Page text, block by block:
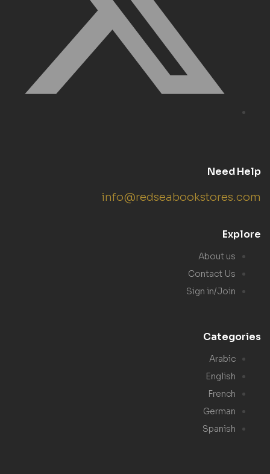
Need Help
info@redseabookstores.com
Explore
About us
Contact Us
Sign in/Join
Categories
Arabic
English
French
German
Spanish